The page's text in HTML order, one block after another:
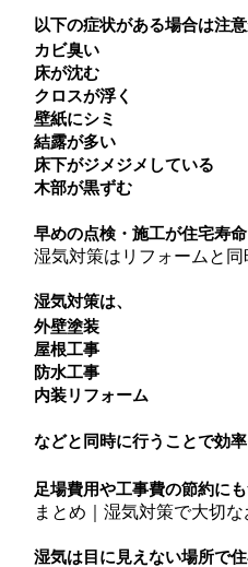
以下の症状がある場合は注意
カビ臭い
床が沈む
クロスが浮く
壁紙にシミ
結露が多い
床下がジメジメしている
木部が黒ずむ
早めの点検・施工が住宅寿
湿気対策はリフォームと
湿気対策は、
外壁塗装
屋根工事
防水工事
内装リフォーム
などと同時に行うことで効率
足場費用や工事費の節約にも
まとめ｜湿気対策で大切
湿気は目に見えない場所で